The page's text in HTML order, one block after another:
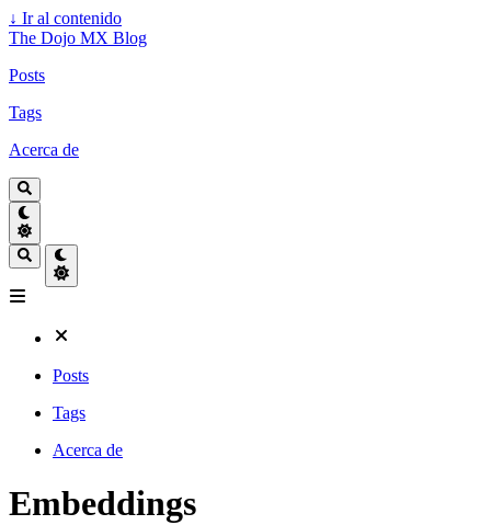
↓ Ir al contenido
The Dojo MX Blog
Posts
Tags
Acerca de
Posts
Tags
Acerca de
Embeddings